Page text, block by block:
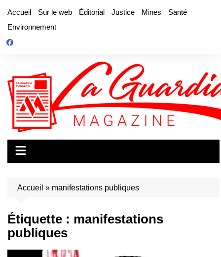
contenu
Accueil Sur le web Éditorial Justice Mines
Santé
Environnement
Accueil » manifestations publiques
Étiquette : manifestations
publiques